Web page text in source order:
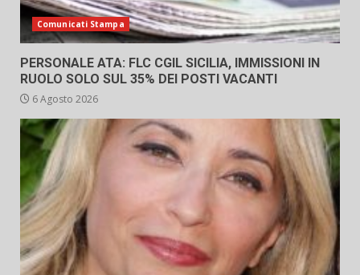
Comunicati Stampa
PERSONALE ATA: FLC CGIL SICILIA, IMMISSIONI IN
RUOLO SOLO SUL 35% DEI POSTI VACANTI
6 Agosto 2026